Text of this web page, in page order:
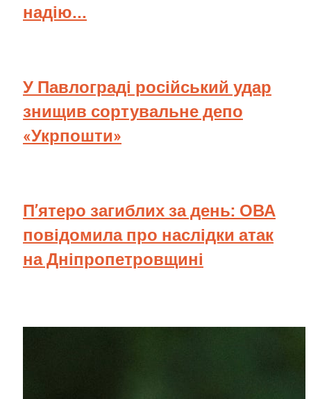
надію...
У Павлограді російський удар
знищив сортувальне депо
«Укрпошти»
П’ятеро загиблих за день: ОВА
повідомила про наслідки атак
на Дніпропетровщині